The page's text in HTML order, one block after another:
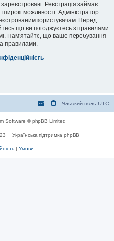
Реєстрація займає
можливості. Адміністратор
користувачам. Перед
що ви погоджуєтесь з правилами
Пам'ятайте, що ваше перебування
правилами.
Часовий пояс UTC
Software © phpBB Limited
Українська підтримка phpBB
| Умови